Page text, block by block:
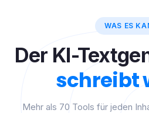
WAS ES
Der KI-
schreibt
Mehr als 70 Tools für jeden